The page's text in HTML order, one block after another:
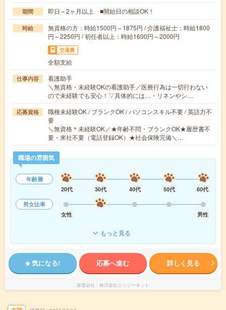
期間 即日～2ヶ月以上 ■開始日の相談OK！
時給
無資格の方：時給1500円～1875円 / 介護福祉士：時給1800
円～2250円 / 初任者以上：時給1600円～2000円
交通費
全額支給
仕事内容
看護助手
＼無資格・未経験OKの看護助手／医療行為は一切行わない
ので未経験でも安心！▽具体的には…・リネンやシ…
応募資格
職種未経験OK / ブランクOK / パソコンスキル不要 / 英語力不
要
＼無資格＊未経験OK／★年齢不問・ブランクOK★履歴書不
要・来社不要（電話登録OK）★社会保険完備＼…
職場の雰囲気
年齢層
20代
30代 40代 50代
60代
男女比率
女性
男性
もっと見る
気になる! 応募へ進む 詳しく見る
派遣会社 株式会社ニッソーネット